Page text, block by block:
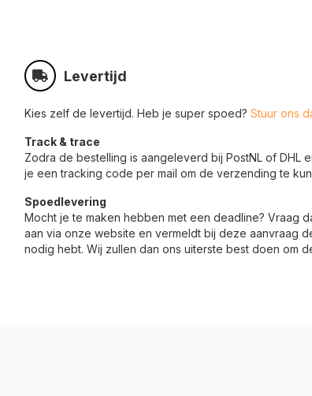
Levertijd
Kies zelf de levertijd. Heb je super spoed? Stuur ons
Track & trace
Zodra de bestelling is aangeleverd bij PostNL of DHL
je een tracking code per mail om de verzending te
Spoedlevering
Mocht je te maken hebben met een deadline? Vraag
aan via onze website en vermeldt bij deze aanvraag
nodig hebt. Wij zullen dan ons uiterste best doen om